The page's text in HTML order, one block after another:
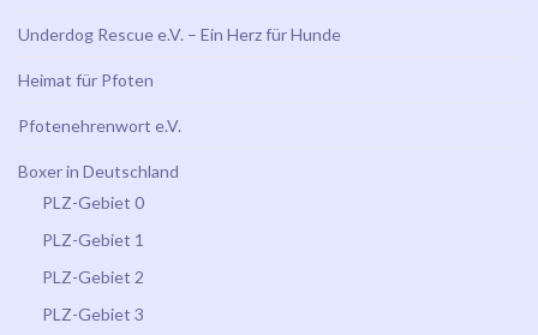
Underdog Rescue e.V. – Ein Herz für Hunde
Heimat für Pfoten
Pfotenehrenwort e.V.
Boxer in Deutschland
PLZ-Gebiet 0
PLZ-Gebiet 1
PLZ-Gebiet 2
PLZ-Gebiet 3